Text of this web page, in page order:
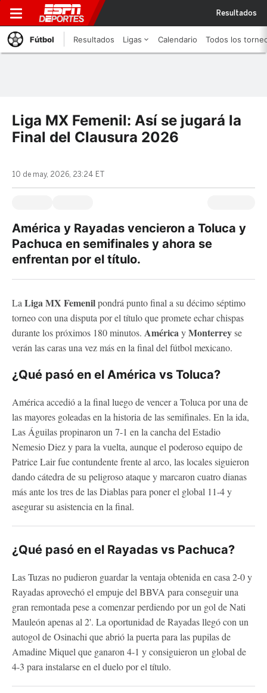
Resultados
Fútbol Resultados Ligas Calendario Todos los
Liga MX Femenil: Así se jugará la
Final del Clausura 2026
10 de may, 2026, 23:24 ET
América y Rayadas vencieron a Toluca y
Pachuca en semifinales y ahora se
enfrentan por el título.
La Liga MX Femenilpondrá punto final a su décimo séptimo
torneo con una disputa por el título que promete echar chispas
durante los próximos 180 minutos. AméricayMonterreyse
verán las caras una vez más en la final del fútbol mexicano.
¿Qué pasó en el América vs Toluca?
América accedió a la final luego de vencer a Toluca por una de
las mayores goleadas en la historia de las semifinales. En la ida,
Las Águilas propinaron un 7-1 en la cancha del Estadio
Nemesio Diez y para la vuelta, aunque el poderoso equipo de
Patrice Lair fue contundente frente al arco, las locales siguieron
dando cátedra de su peligroso ataque y marcaron cuatro dianas
más ante los tres de las Diablas para poner el global 11-4 y
asegurar su asistencia en la final.
¿Qué pasó en el Rayadas vs Pachuca?
Las Tuzas no pudieron guardar la ventaja obtenida en casa 2-0 y
Rayadas aprovechó el empuje del BBVA para conseguir una
gran remontada pese a comenzar perdiendo por un gol de Nati
Mauleón apenas al 2'. La oportunidad de Rayadas llegó con un
autogol de Osinachi que abrió la puerta para las pupilas de
Amadine Miquel que ganaron 4-1 y consiguieron un global de
4-3 para instalarse en el duelo por el título.